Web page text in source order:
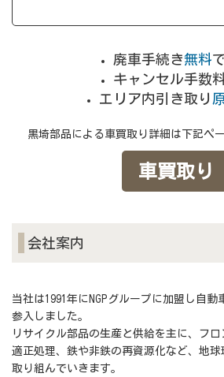
廃車手続き無料
キャンセル手数
エリア内引き取り
黒埼部品による車買取り詳細は下記ペ
車買取り
会社案内
当社は1991年にNGPグループに加盟し自
参入しました。
リサイクル部品の生産と供給を主に、フ
適正処理、鉄や非鉄の再資源化など、地
取り組んでいきます。